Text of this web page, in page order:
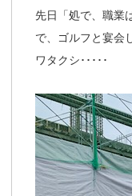
先日「処で、職業
で、ゴルフと宴会
ワタクシ･････